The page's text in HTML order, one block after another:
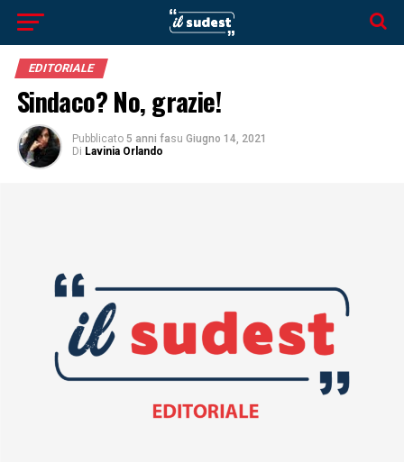
EDITORIALE
Sindaco? No, grazie!
Pubblicato 5 anni fasu Giugno 14, 2021
Di Lavinia Orlando